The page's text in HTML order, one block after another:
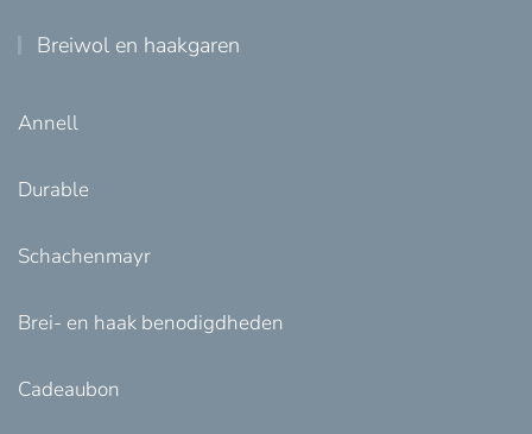
Breiwol en haakgaren
Annell
Durable
Schachenmayr
Brei- en haak benodigdheden
Cadeaubon